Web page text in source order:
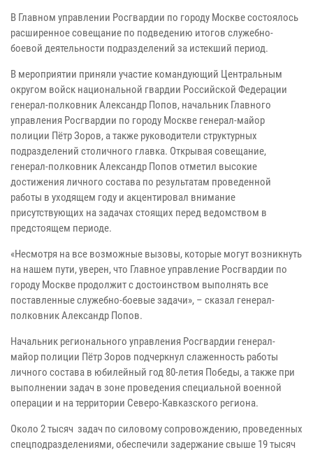
В Главном управлении Росгвардии по городу Москве состоялось
расширенное совещание по подведению итогов служебно-
боевой деятельности подразделений за истекший период.
В мероприятии приняли участие командующий Центральным
округом войск национальной гвардии Российской Федерации
генерал-полковник Александр Попов, начальник Главного
управления Росгвардии по городу Москве генерал-майор
полиции Пётр Зоров, а также руководители структурных
подразделений столичного главка. Открывая совещание,
генерал-полковник Александр Попов отметил высокие
достижения личного состава по результатам проведенной
работы в уходящем году и акцентировал внимание
присутствующих на задачах стоящих перед ведомством в
предстоящем периоде.
«Несмотря на все возможные вызовы, которые могут возникнуть
на нашем пути, уверен, что Главное управление Росгвардии по
городу Москве продолжит с достоинством выполнять все
поставленные служебно-боевые задачи», – сказал генерал-
полковник Александр Попов.
Начальник регионального управления Росгвардии генерал-
майор полиции Пётр Зоров подчеркнул слаженность работы
личного состава в юбилейный год 80-летия Победы, а также при
выполнении задач в зоне проведения специальной военной
операции и на территории Северо-Кавказского региона.
Около 2 тысяч задач по силовому сопровождению, проведенных
спецподразделениями, обеспечили задержание свыше 19 тысяч